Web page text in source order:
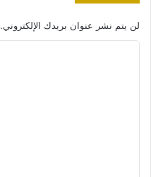
لن يتم نشر عنوان بريدك الإلكتروني.